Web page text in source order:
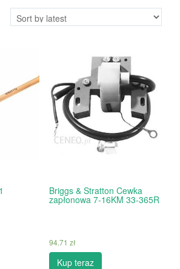
v
i
Briggs & Stratton Cewka
zapłonowa 7-16KM 33-365R
94.71 zł
Kup teraz